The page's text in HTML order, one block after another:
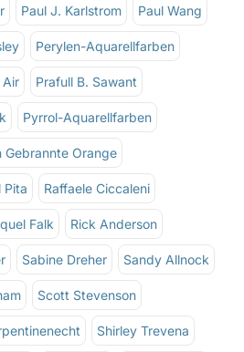
Paul J. Karlstrom Paul Wang
Perylen-Aquarellfarben
Air Prafull B. Sawant
Pyrrol-Aquarellfarben
Gebrannte Orange
Pita Raffaele Ciccaleni
Falk Rick Anderson
Sabine Dreher Sandy Allnock
Scott Stevenson
Shirley Trevena